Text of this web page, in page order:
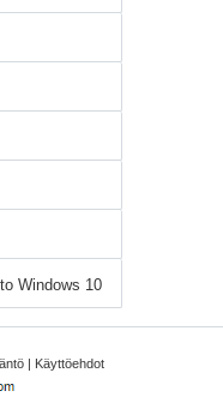
Windows 10
| Käyttöehdot